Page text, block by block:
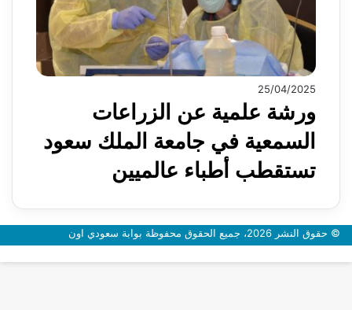
25/04/2025
ورشة علمية عن الزراعات
السمعية في جامعة الملك سعود
تستقطب أطباء عالميين
© حقوق النشر 2026، جميع الحقوق محفوظة بوابة سعودي اون